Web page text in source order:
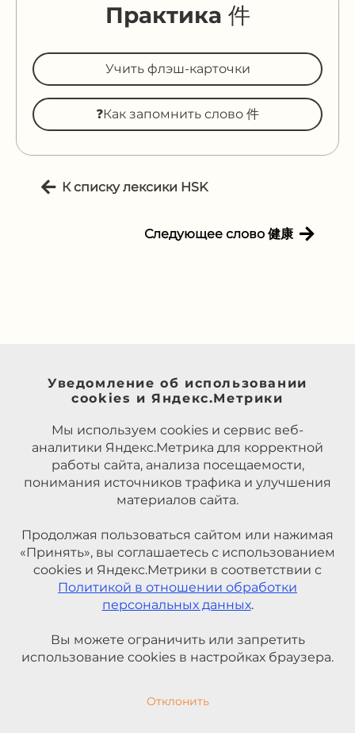
Практика 件
Учить флэш-карточки
❓Как запомнить слово 件
К списку лексики HSK
Следующее слово 健康
Уведомление об использовании
cookies и Яндекс.Метрики
Мы используем cookies и сервис веб-
аналитики Яндекс.Метрика для корректной
работы сайта, анализа посещаемости,
понимания источников трафика и улучшения
материалов сайта.
Продолжая пользоваться сайтом или нажимая
«Принять», вы соглашаетесь с использованием
cookies и Яндекс.Метрики в соответствии с
Политикой в отношении обработки
персональных данных.
Вы можете ограничить или запретить
использование cookies в настройках браузера.
Отклонить